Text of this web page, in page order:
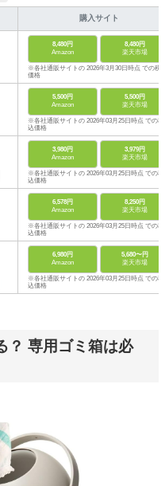
購入サイト
8,480円
Amazon
8,480円
楽天市場
※各社通販サイトの 2026年3月30日時点 での税
価格
5,500円
Amazon
5,500円
楽天市場
※各社通販サイトの 2026年03月25日時点 での税
込価格
3,980円
Amazon
3,979円
楽天市場
※各社通販サイトの 2026年03月25日時点 での税
込価格
6,578円
Amazon
8,250円
楽天市場
※各社通販サイトの 2026年03月25日時点 での税
込価格
6,980円
Amazon
5,680〜円
楽天市場
※各社通販サイトの 2026年03月25日時点 での税
込価格
？ 専用ゴミ箱は必